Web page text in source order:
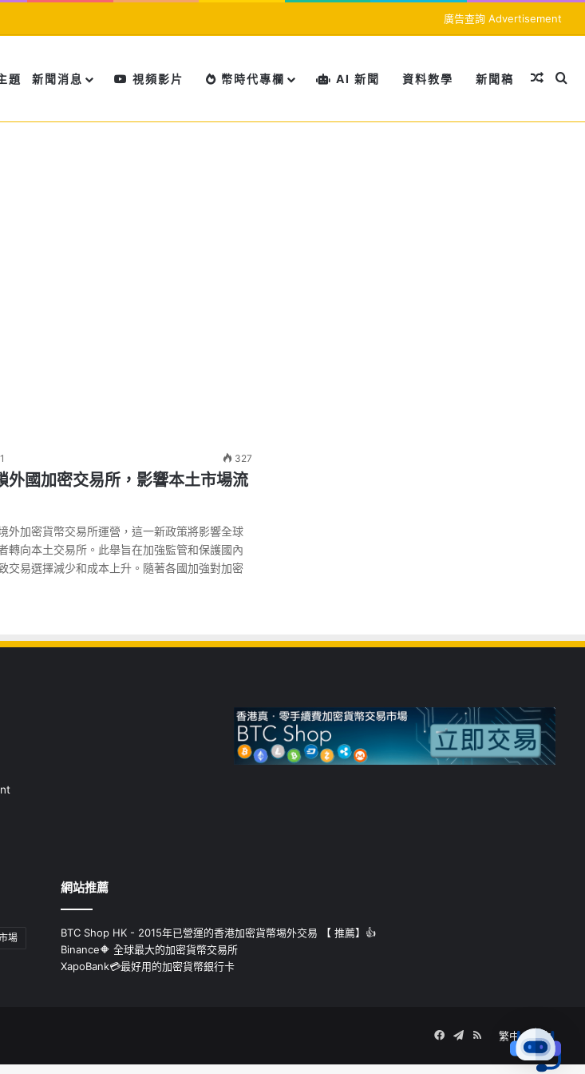
廣告查詢 Advertisement
題 新聞消息 視頻影片 幣時代專欄 AI 新聞 資料教學 新聞稿 隨機文
搜
327
外國加密交易所，影響本土市場流
外加密貨幣交易所運營，這一新政策將影響全球
轉向本土交易所。此舉旨在加強監管和保護國內
交易選擇減少和成本上升。隨著各國加強對加密
場
網站推薦
BTC Shop HK - 2015年已營運的香港加密貨幣埸外交易 【 推薦】👍
Binance🔶 全球最大的加密貨幣交易所
XapoBank💳最好用的加密貨幣銀行卡
繁中 簡中
Facebook
Telegram
RSS